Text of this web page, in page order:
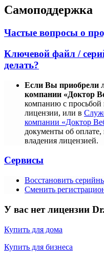
Самоподдержка
Частые вопросы о
Ключевой файл /
делать?
Если Вы приобрели
компании «Доктор
компанию с просьбой
лицензии, или в
компании «Доктор
документы об
владения лицензией.
Сервисы
Восстановить
Сменить
У вас нет лицензии
Купить для дома
Купить для бизнеса